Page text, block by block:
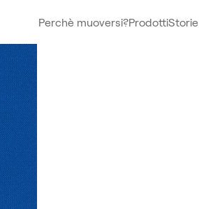
Perchè muoversi?ProdottiStorie